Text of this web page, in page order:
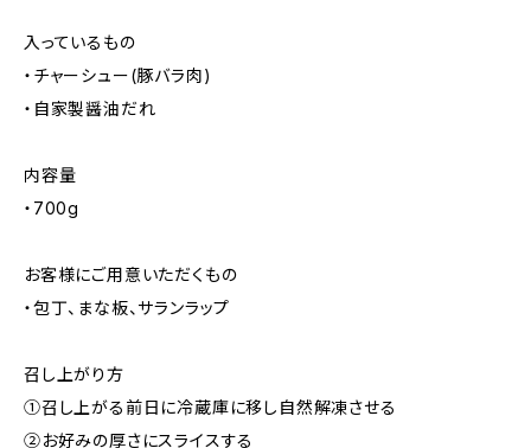
入っているもの
・チャーシュー(豚バラ肉)
・自家製醤油だれ
内容量
・700g
お客様にご用意いただくもの
・包丁、まな板、サランラップ
召し上がり方
①召し上がる前日に冷蔵庫に移し自然解凍させる
②お好みの厚さにスライスする